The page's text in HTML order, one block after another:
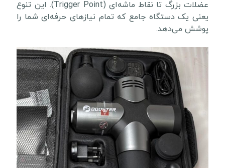
عضلات بزرگ تا نقاط ماشه‌ای (Trigger Point). این تنوع
یعنی یک دستگاه جامع که تمام نیازهای حرفه‌ای شما را
پوشش می‌دهد.